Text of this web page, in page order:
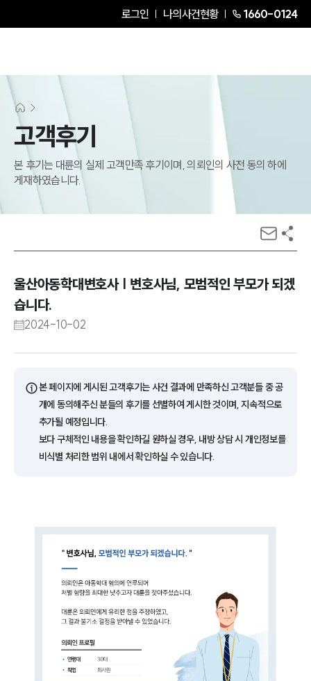
로그인 나의사건현황 1660-0124
고객후기
본 후기는 대륜의 실제 고객만족 후기이며, 의뢰인의 사전 동의 하에
게재하였습니다.
울산아동학대변호사 | 변호사님, 모범적인 부모가 되겠
습니다.
2024-10-02
ⓘ본 페이지에 게시된 고객후기는 사건 결과에 만족하신 고객분들 중 공
개에 동의해주신 분들의 후기를 선별하여 게시한 것이며, 지속적으로
추가될 예정입니다.
보다 구체적인 내용을 확인하길 원하실 경우, 내방 상담 시 개인정보를
비식별 처리한 범위 내에서 확인하실 수 있습니다.